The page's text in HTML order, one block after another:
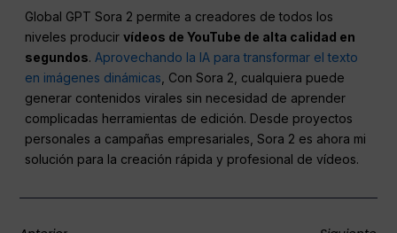
Global GPT Sora 2 permite a creadores de todos los
niveles producirvídeos de YouTube de alta calidad en
segundos.Aprovechando la IA para transformar el texto
en imágenes dinámicas , Con Sora 2, cualquiera puede
generar contenidos virales sin necesidad de aprender
complicadas herramientas de edición. Desde proyectos
personales a campañas empresariales, Sora 2 es ahora mi
solución para la creación rápida y profesional de vídeos.